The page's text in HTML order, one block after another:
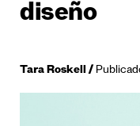
diseño
Tara Roskell